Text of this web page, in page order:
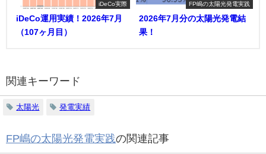
iDeCo実際
iDeCo運用実績！2026年7月
（107ヶ月目）
FP嶋の太陽光発電実践
2026年7月分の太陽光発電結
果！
関連キーワード
太陽光 発電実績
FP嶋の太陽光発電実践の関連記事